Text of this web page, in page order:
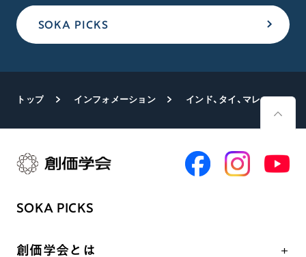
SOKA PICKS
トップ インフォメーション インド、タイ、マレーシア、シンガポールから200人が来日 南アジア青年研修会
SOKA PICKS
創価学会とは